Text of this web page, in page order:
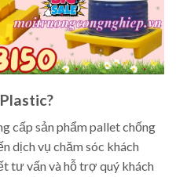
cấp sản phẩm pallet chống
dịch vụ chăm sóc khách
tư vấn và hỗ trợ quý khách